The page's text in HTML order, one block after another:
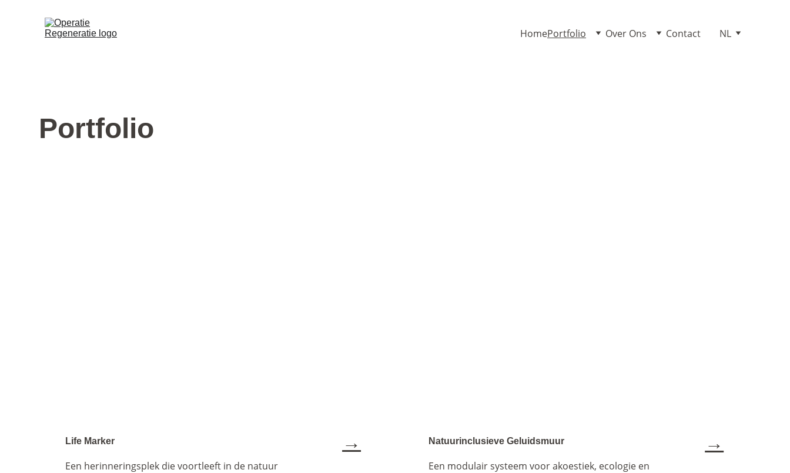
HomePortfolio Over Ons Contact NL
Portfolio
Life Marker
Een herinneringsplek die voortleeft in de natuur
Natuurinclusieve Geluidsmuur
Een modulair systeem voor akoestiek, ecologie en
→ →